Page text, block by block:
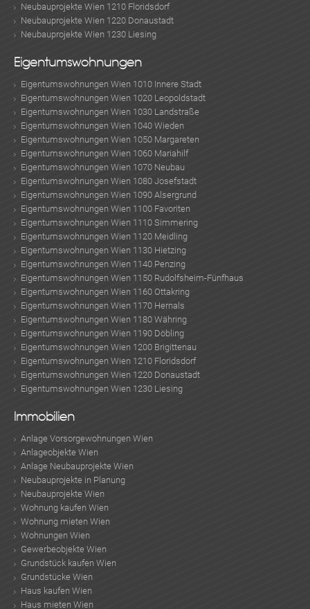
Neubauprojekte Wien 1210 Floridsdorf
Neubauprojekte Wien 1220 Donaustadt
Neubauprojekte Wien 1230 Liesing
Eigentumswohnungen
Eigentumswohnungen Wien 1010 Innere Stadt
Eigentumswohnungen Wien 1020 Leopoldstadt
Eigentumswohnungen Wien 1030 Landstraße
Eigentumswohnungen Wien 1040 Wieden
Eigentumswohnungen Wien 1050 Margareten
Eigentumswohnungen Wien 1060 Mariahilf
Eigentumswohnungen Wien 1070 Neubau
Eigentumswohnungen Wien 1080 Josefstadt
Eigentumswohnungen Wien 1090 Alsergrund
Eigentumswohnungen Wien 1100 Favoriten
Eigentumswohnungen Wien 1110 Simmering
Eigentumswohnungen Wien 1120 Meidling
Eigentumswohnungen Wien 1130 Hietzing
Eigentumswohnungen Wien 1140 Penzing
Eigentumswohnungen Wien 1150 Rudolfsheim-Fünfhaus
Eigentumswohnungen Wien 1160 Ottakring
Eigentumswohnungen Wien 1170 Hernals
Eigentumswohnungen Wien 1180 Währing
Eigentumswohnungen Wien 1190 Döbling
Eigentumswohnungen Wien 1200 Brigittenau
Eigentumswohnungen Wien 1210 Floridsdorf
Eigentumswohnungen Wien 1220 Donaustadt
Eigentumswohnungen Wien 1230 Liesing
Immobilien
Anlage Vorsorgewohnungen Wien
Anlageobjekte Wien
Anlage Neubauprojekte Wien
Neubauprojekte in Planung
Neubauprojekte Wien
Wohnung kaufen Wien
Wohnung mieten Wien
Wohnungen Wien
Gewerbeobjekte Wien
Grundstück kaufen Wien
Grundstücke Wien
Haus kaufen Wien
Haus mieten Wien